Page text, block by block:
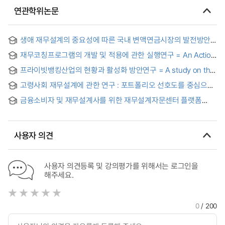
연관학위논문
생애 재무설계의 중요성에 따른 국내 변액연금시장의 발전방안
= A Study On The Development Of Variable Annuity In The
Context Of Financial Planning
재무코칭프로그램의 개발 및 적용에 관한 실행연구 = An Action
Research on the Design and Implementation of Coaching
Program for Financial Planning
프라이빗뱅킹산업의 현황과 활성화 방안연구 = A study on the
current state of the PB industry and the plans to activate
고령사회 재무설계에 관한 연구 : 포트폴리오 선호도를 중심으로
= (A) Study on the Financial Planning in the Aged-society
:Focused on the Portfolio Preference
금융소비자 및 재무설계사를 위한 재무설계자문센터 플랫폼
Center Platform for financial consumer and financial
사용자 의견
사용자 의견등록 및 강의평가를 위해서는 로그인을
해주세요.
0/ 200